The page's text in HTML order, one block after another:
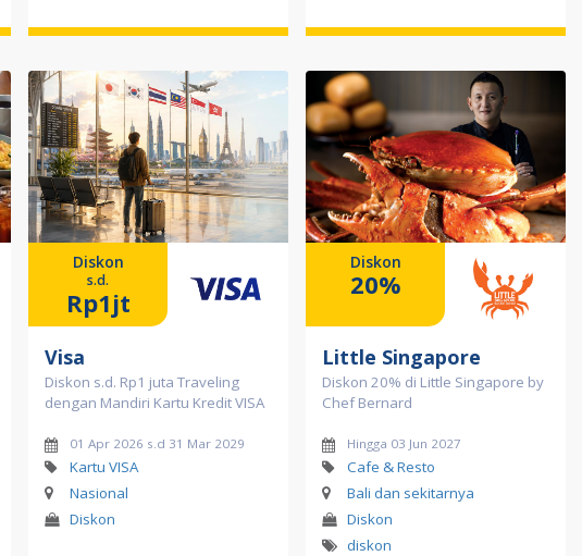
Diskon
s.d.
Rp1jt
Visa
Diskon s.d. Rp1 juta Traveling
dengan Mandiri Kartu Kredit VISA
01 Apr 2026 s.d 31 Mar 2029
Kartu VISA
Nasional
Diskon
Diskon
20%
Little Singapore
Diskon 20% di Little Singapore by
Chef Bernard
Hingga 03 Jun 2027
Cafe & Resto
Bali dan sekitarnya
Diskon
diskon